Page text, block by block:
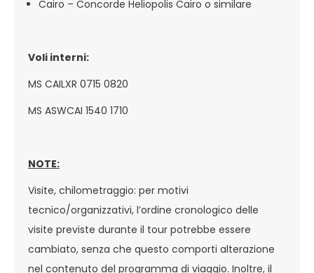
Cairo – Concorde Heliopolis Cairo o similare
Voli interni:
MS CAILXR 0715 0820
MS ASWCAI 1540 1710
NOTE:
Visite, chilometraggio: per motivi
tecnico/organizzativi, l’ordine cronologico delle
visite previste durante il tour potrebbe essere
cambiato, senza che questo comporti alterazione
nel contenuto del programma di viaggio. Inoltre, il